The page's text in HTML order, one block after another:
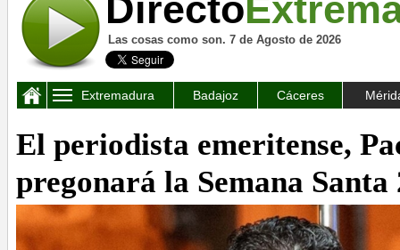
Directo
Las cosas como son. 7 de Agosto de 2026
Extremadura Badajoz Cáceres
El periodista emeritense,
pregonará la Semana Santa